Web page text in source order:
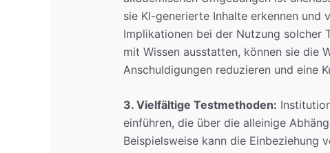
sie KI-generierte Inhalte erkennen und
Implikationen bei der Nutzung solcher
mit Wissen ausstatten, können sie die
Anschuldigungen reduzieren und eine
3. Vielfältige Testmethoden:
einführen, die über die alleinige
Beispielsweise kann die Einbeziehung